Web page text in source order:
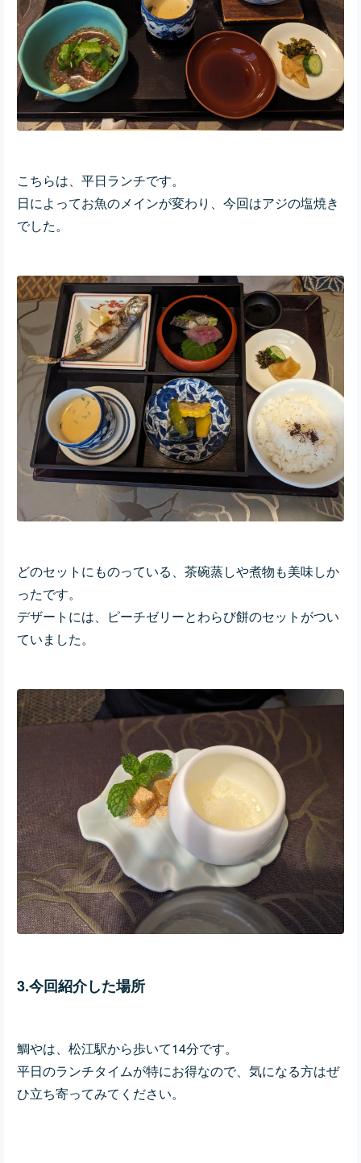
こちらは、平日ランチです。
日によってお魚のメインが変わり、今回はアジの塩焼き
でした。
どのセットにものっている、茶碗蒸しや煮物も美味しか
ったです。
デザートには、ピーチゼリーとわらび餅のセットがつい
ていました。
3.今回紹介した場所
鯛やは、松江駅から歩いて14分です。
平日のランチタイムが特にお得なので、気になる方はぜ
ひ立ち寄ってみてください。